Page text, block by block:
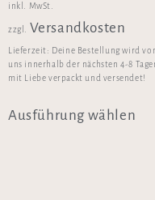
inkl. MwSt.
zzgl. Versandkosten
Lieferzeit: Deine Bestellung wird
uns innerhalb der nächsten 4-8
mit Liebe verpackt und versendet!
Ausführung wählen